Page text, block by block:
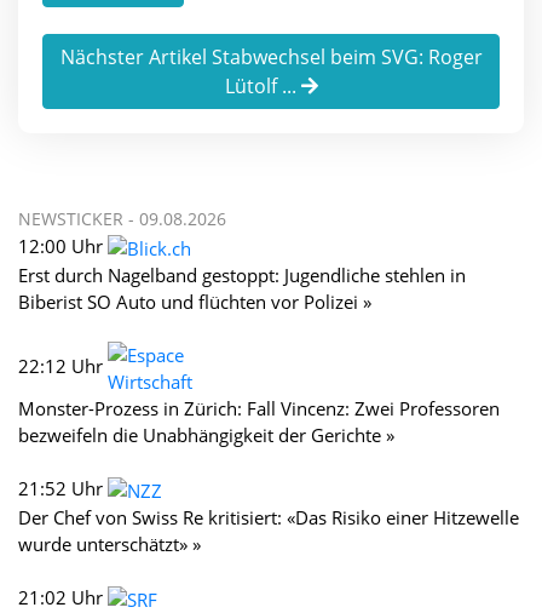
Nächster Artikel Stabwechsel beim SVG: Roger
Lütolf ...
NEWSTICKER - 09.08.2026
12:00 Uhr
Erst durch Nagelband gestoppt: Jugendliche stehlen in
Biberist SO Auto und flüchten vor Polizei »
22:12 Uhr
Monster-Prozess in Zürich: Fall Vincenz: Zwei Professoren
bezweifeln die Unabhängigkeit der Gerichte »
21:52 Uhr
Der Chef von Swiss Re kritisiert: «Das Risiko einer Hitzewelle
wurde unterschätzt» »
21:02 Uhr